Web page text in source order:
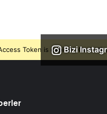
Bizi
Token is expired, Go to